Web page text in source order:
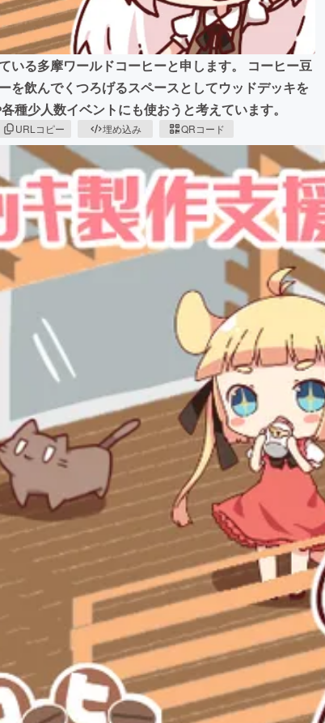
いる多摩ワールドコーヒーと申します。 コーヒー豆
を飲んでくつろげるスペースとしてウッドデッキを
種少人数イベントにも使おうと考えています。
URLコピー 埋め込み QRコード